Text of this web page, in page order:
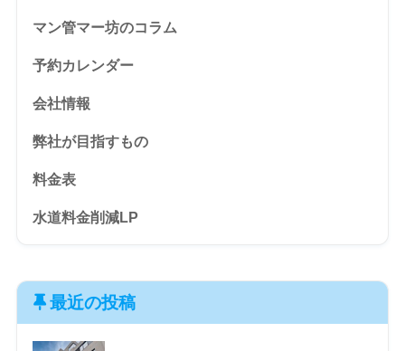
マン管マー坊のコラム
予約カレンダー
会社情報
弊社が目指すもの
料金表
水道料金削減LP
最近の投稿